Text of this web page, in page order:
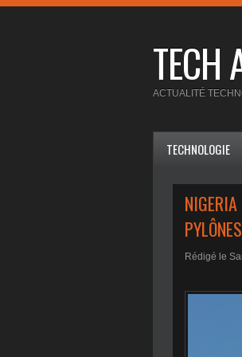
TECH
ACTUALITÉ
TECHNOLOGIE
Rédigé le